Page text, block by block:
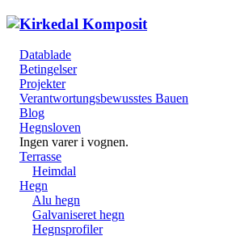
Datablade
Betingelser
Projekter
Verantwortungsbewusstes Bauen
Blog
Hegnsloven
Ingen varer i vognen.
Terrasse
Heimdal
Hegn
Alu hegn
Galvaniseret hegn
Hegnsprofiler